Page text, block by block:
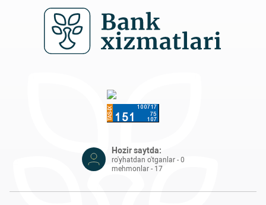
Hozir saytda:
ro'yhatdan o'tganlar - 0
mehmonlar - 17